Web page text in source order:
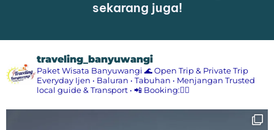
sekarang juga!
traveling_banyuwangi
Paket Wisata Banyuwangi 🌊Open Trip & Private Trip
Everyday Ijen • Baluran • Tabuhan • Menjangan Trusted
local guide & Transport • 📲 Booking:👇🏻